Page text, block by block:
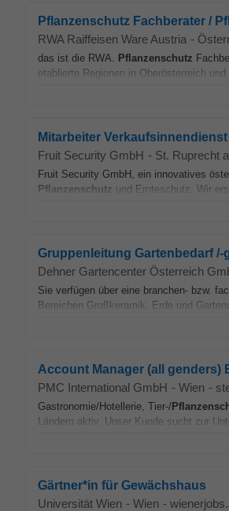
Pflanzenschutz Fachberater /
RWA Raiffeisen Ware Austria -
das ist die RWA. Pflanzenschutz
etablierte Regionen in Oberösterreich
Mitarbeiter
Fruit Security GmbH - St. Ruprecht
Fruit Security GmbH, ein innovatives
Pflanzenschutz und Ernteschutz. Wir
Gruppenleitung Gartenbedarf /-
Dehner Gartencenter Österreich
Sie verfügen über eine branchen- bzw.
Bereichen Großkeramik, Erde und
Account Manager (all genders)
PMC International GmbH - Wien -
Gastronomie/Hotellerie, Tier-/
Ländern aktiv. Unser Kunde sucht zur
Gärtner*in für Gewächshaus
Universität Wien - Wien -